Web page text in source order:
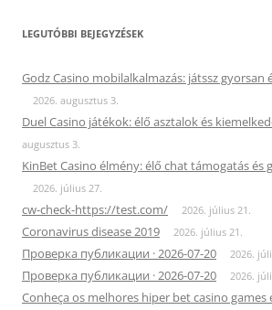
LEGUTÓBBI BEJEGYZÉSEK
Godz Casino mobilalkalmazás: játssz gyorsan
2026. augusztus 3.
Duel Casino játékok: élő asztalok és
augusztus 3.
KinBet Casino élmény: élő chat támogatás és
2026. július 27.
cw-check-https://test.com/ 2026. július 21.
Coronavirus disease 2019 2026. július 21.
Проверка публикации · 2026-07-20 2026.
Проверка публикации · 2026-07-20 2026.
Conheça os melhores hiper bet casino games